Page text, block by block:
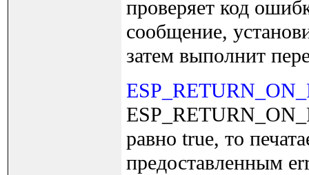
проверяет код
сообщение,
затем выполнит
равно true, то
предоставленным